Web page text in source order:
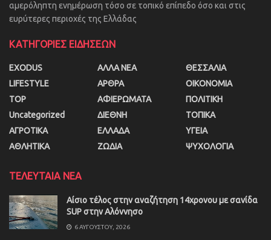
αμερόληπτη ενημέρωση τόσο σε τοπικό επίπεδο όσο και στις
ευρύτερες περιοχές της Ελλάδας
ΚΑΤΗΓΟΡΙΕΣ ΕΙΔΗΣΕΩΝ
EXODUS
LIFESTYLE
TOP
Uncategorized
ΑΓΡΟΤΙΚΑ
ΑΘΛΗΤΙΚΑ
ΑΛΛΑ ΝΕΑ
ΑΡΘΡΑ
ΑΦΙΕΡΩΜΑΤΑ
ΔΙΕΘΝΗ
ΕΛΛΑΔΑ
ΖΩΔΙΑ
ΘΕΣΣΑΛΙΑ
ΟΙΚΟΝΟΜΙΑ
ΠΟΛΙΤΙΚΗ
ΤΟΠΙΚΑ
ΥΓΕΙΑ
ΨΥΧΟΛΟΓΙΑ
ΤΕΛΕΥΤΑΙΑ ΝΕΑ
Αίσιο τέλος στην αναζήτηση 14χρονου με σανίδα
SUP στην Αλόννησο
6 ΑΥΓΟΎΣΤΟΥ, 2026